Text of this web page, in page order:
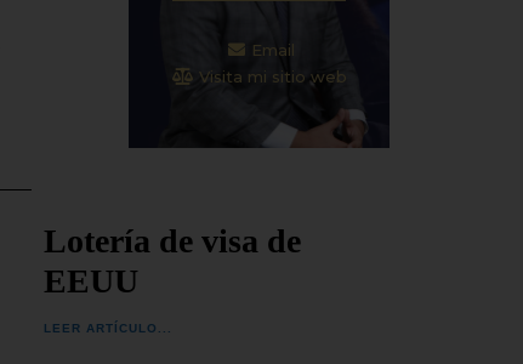
Email
Visita mi sitio web
Lotería de visa de
EEUU
LEER ARTÍCULO...